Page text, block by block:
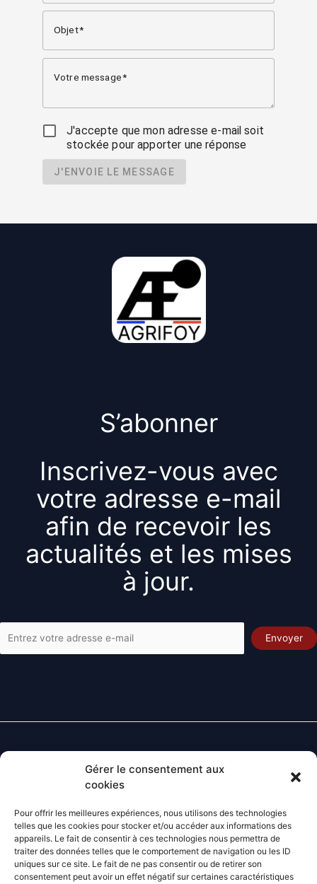
Gérer le consentement aux
cookies
Pour offrir les meilleures expériences, nous utilisons des technologies
telles que les cookies pour stocker et/ou accéder aux informations des
appareils. Le fait de consentir à ces technologies nous permettra de
traiter des données telles que le comportement de navigation ou les ID
uniques sur ce site. Le fait de ne pas consentir ou de retirer son
consentement peut avoir un effet négatif sur certaines caractéristiques
Objet
Votre message
J'accepte que mon adresse e-mail soit
stockée pour apporter une réponse
J'ENVOIE LE MESSAGE
S’abonner
Inscrivez-vous avec
votre adresse e-mail
afin de recevoir les
actualités et les mises
à jour.
Téléphone :05.53.24.85.97
E-mail:contact@agrifoy.fr